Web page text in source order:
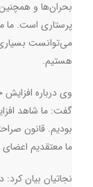
بحران‌ها و
می‌توانست
هستیم.
وی درباره
گفت: ما شاهد
بودیم. قانون
ما معتقدیم اعضای
نجاتیان بیان